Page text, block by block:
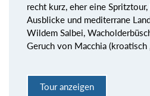
recht kurz, eher eine
Ausblicke und mediterrane
Wildem Salbei,
Geruch von Macchia (kroatisch
Tour anzeigen